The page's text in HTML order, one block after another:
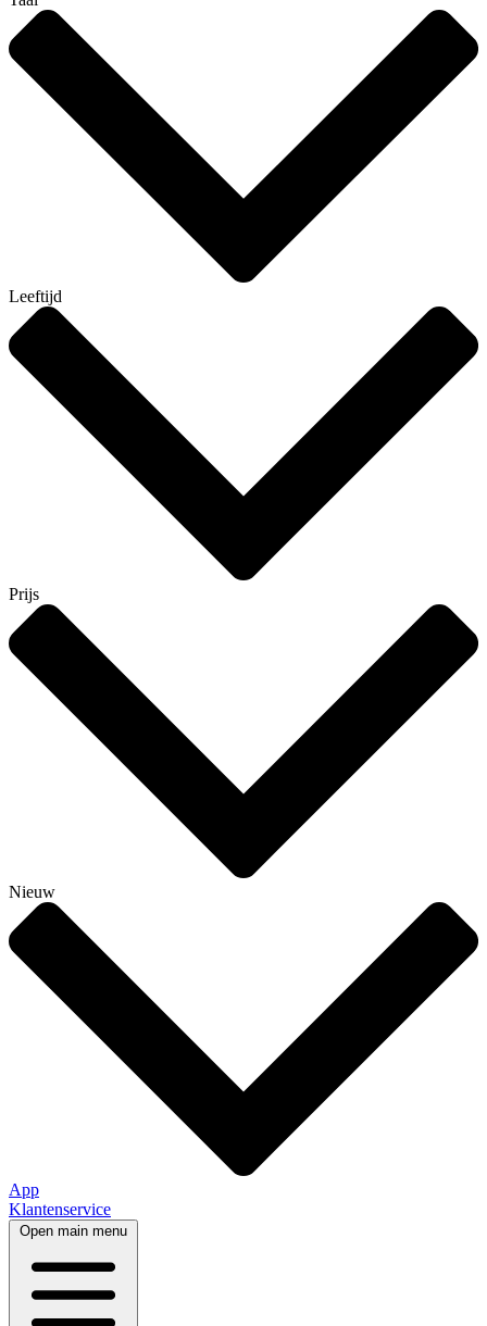
Leeftijd
Prijs
Nieuw
App
Klantenservice
Open main menu